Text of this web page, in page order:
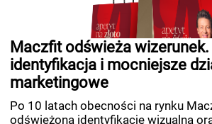
Maczfit odświeża
identyfikacja i mocniejsze
marketingowe
Po 10 latach obecności na rynku
odświeżoną identyfikację wizualną